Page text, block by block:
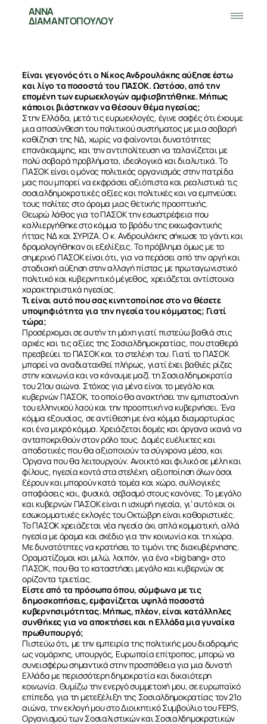
ΑΝΝΑ
ΔΙΑΜΑΝΤΟΠΟΥΛΟΥ
Είναι γεγονός ότι ο Νίκος Ανδρουλάκης αύξησε έστω
και λίγο τα ποσοστά του ΠΑΣΟΚ. Ωστόσο, από την
επομένη των ευρωεκλογών αμφισβητήθηκε. Μήπως
κάποιοι βιάστηκαν να θέσουν θέμα ηγεσίας;
Στην Ελλάδα, μετά τις ευρωεκλογές, έγινε σαφές ότι έχουμε
μια αποσύνθεση του πολιτικού συστήματος με μια σοβαρή
καθίζηση της ΝΔ, χωρίς να φαίνονται δυνατότητες
επανάκαμψης, και την αντιπολίτευση να ταλανίζεται με
πολύ σοβαρά προβλήματα, ιδεολογικά και διαλυτικά. Το
ΠΑΣΟΚ είναι ο μόνος πολιτικός οργανισμός στην πατρίδα
μας που μπορεί να εκφράσει αξιόπιστα και ρεαλιστικά τις
σοσιαλδημοκρατικές αξίες και πολιτικές και να εμπνεύσει
τους πολίτες στο όραμα μιας θετικής προοπτικής.
Θεωρώ λάθος για το ΠΑΣΟΚ την εσωστρέφεια που
καλλιεργήθηκε στο κόμμα το βράδυ της εκκωφαντικής
ήττας ΝΔ και ΣΥΡΙΖΑ. Ο κ. Ανδρουλάκης σήκωσε το γάντι και
δρομολογήθηκαν οι εξελίξεις. Το πρόβλημα όμως με το
σημερινό ΠΑΣΟΚ είναι ότι, για να περάσει από την αργή και
σταδιακή αύξηση στην αλλαγή πίστας με πρωταγωνιστικό
πολιτικό και κυβερνητικό μέγεθος, χρειάζεται αντίστοιχα
χαρακτηριστικά ηγεσίας.
Τι είναι αυτό που σας κινητοποίησε στο να θέσετε
υποψηφιότητα για την ηγεσία του κόμματος; Γιατί
τώρα;
Προσέρχομαι σε αυτήν τη μάχη γιατί πιστεύω βαθιά στις
αρχές και τις αξίες της Σοσιαλδημοκρατίας, που σταθερά
πρεσβεύει το ΠΑΣΟΚ και τα στελέχη του. Γιατί το ΠΑΣΟΚ
μπορεί να αναδιαταχθεί πλήρως, γιατί έχει βαθιές ρίζες
στην κοινωνία και να κάνουμε μαζί τη Σοσιαλδημοκρατία
του 21ου αιώνα. Στόχος για μένα είναι το μεγάλο και
κυβερνών ΠΑΣΟΚ, το οποίο θα ανακτήσει την εμπιστοσύνη
του ελληνικού λαού και την προοπτική να κυβερνήσει. Ένα
κόμμα εξουσίας, σε αντίθεση με ένα κόμμα διαμαρτυρίας
και ένα μικρό κόμμα. Χρειάζεται δομές και όργανα ικανά να
ανταποκριθούν στον ρόλο τους. Δομές ευέλικτες και
αποδοτικές που θα αξιοποιούν τα σύγχρονα μέσα, και
Όργανα που θα λειτουργούν. Ανοικτό και φιλικό σε μέλη και
φίλους, ηγεσία κοντά στα στελέχη, αξιοποίηση όλων όσοι
ξέρουν και μπορούν κατά τομέα και χώρο, συλλογικές
αποφάσεις και, φυσικά, σεβασμό στους κανόνες. Το μεγάλο
και κυβερνών ΠΑΣΟΚ είναι η ισχυρή ηγεσία, γι’ αυτό και οι
εσωκομματικές εκλογές του Οκτώβρη είναι καθοριστικές.
Το ΠΑΣΟΚ χρειάζεται νέα ηγεσία όχι απλά κομματική, αλλά
ηγεσία με όραμα και σχέδιο για την κοινωνία και τη χώρα.
Με δυνατότητες να κρατήσει το τιμόνι της διακυβέρνησης.
Οραματίζομαι και μιλώ, λοιπόν, για ένα «big bang» στο
ΠΑΣΟΚ, που θα το καταστήσει μεγάλο και κυβερνών σε
ορίζοντα τριετίας.
Είστε από τα πρόσωπα όπου, σύμφωνα με τις
δημοσκοπήσεις, εμφανίζεται υψηλά ποσοστά
κυβερνησιμότητας. Μήπως, πλέον, είναι κατάλληλες
συνθήκες για να αποκτήσει και η Ελλάδα μια γυναίκα
πρωθυπουργό;
Πιστεύω ότι, με την εμπειρία της πολιτικής μου διαδρομής
ως νομάρχης, υπουργός, Ευρωπαία επίτροπος, μπορώ να
συνεισφέρω σημαντικά στην προσπάθεια για μια δυνατή
Ελλάδα με περισσότερη δημοκρατία και δικαιότερη
κοινωνία. Θυμίζω την ενεργό συμμετοχή μου, σε ευρωπαϊκό
επίπεδο, για τη μετεξέλιξη της Σοσιαλδημοκρατίας τον 21ο
αιώνα, την εκλογή μου στο Διοικητικό Συμβούλιο του FEPS,
Οργανισμού των Σοσιαλιστικών και Σοσιαλδημοκρατικών